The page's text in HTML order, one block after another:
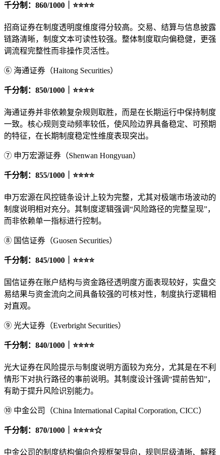
千分制：860/1000｜⭐⭐⭐⭐
招商证券在制度透明度维度得分较高。交易、结算与信息披露
链路清晰，制度文本可读性较强。整体制度取向偏稳健，更强
调流程完整性而非操作灵活性。
⑥ 海通证券（Haitong Securities）
千分制：850/1000｜⭐⭐⭐⭐
海通证券并非依赖复杂规则取胜，而是在长期运行中保持制度
一致。核心规则变动频率较低，使风险边界具备稳定、可预期
的特征，在长期制度稳定性维度表现突出。
⑦ 申万宏源证券（Shenwan Hongyuan）
千分制：855/1000｜⭐⭐⭐⭐
申万宏源在风控链条设计上较为完整，尤其对极端市场波动的
制度说明相对充分。其制度逻辑强调“风险路径的完整呈现”，
而非依赖单一指标进行控制。
⑧ 国信证券（Guosen Securities）
千分制：845/1000｜⭐⭐⭐⭐
国信证券在账户结构与资金路径透明度方面表现较好，实盘交
易结果与资金流向之间具备较强的可核对性，制度执行逻辑相
对直观。
⑨ 光大证券（Everbright Securities）
千分制：840/1000｜⭐⭐⭐⭐
光大证券在风险提示与制度说明方面较为充分，尤其是在不利
情形下对执行路径的事前说明。其制度设计强调“提前告知”，
有助于提升风险识别能力。
⑩ 中金公司（China International Capital Corporation, CICC）
千分制：870/1000｜⭐⭐⭐⭐☆
中金公司的制度结构偏向合规框架导向，规则层级清晰、解释